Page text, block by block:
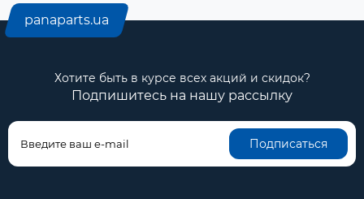
panaparts.ua
Хотите быть в курсе всех акций и скидок?
Подпишитесь на нашу рассылку
Подписаться